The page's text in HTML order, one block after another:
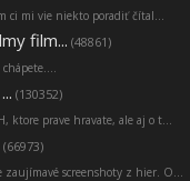
ci mi vie niekto poradiť čítal...
film... (48861)
(130352)
ktore prave hravate, ale aj o t...
(66973)
zaujímavé screenshoty z hier. O...